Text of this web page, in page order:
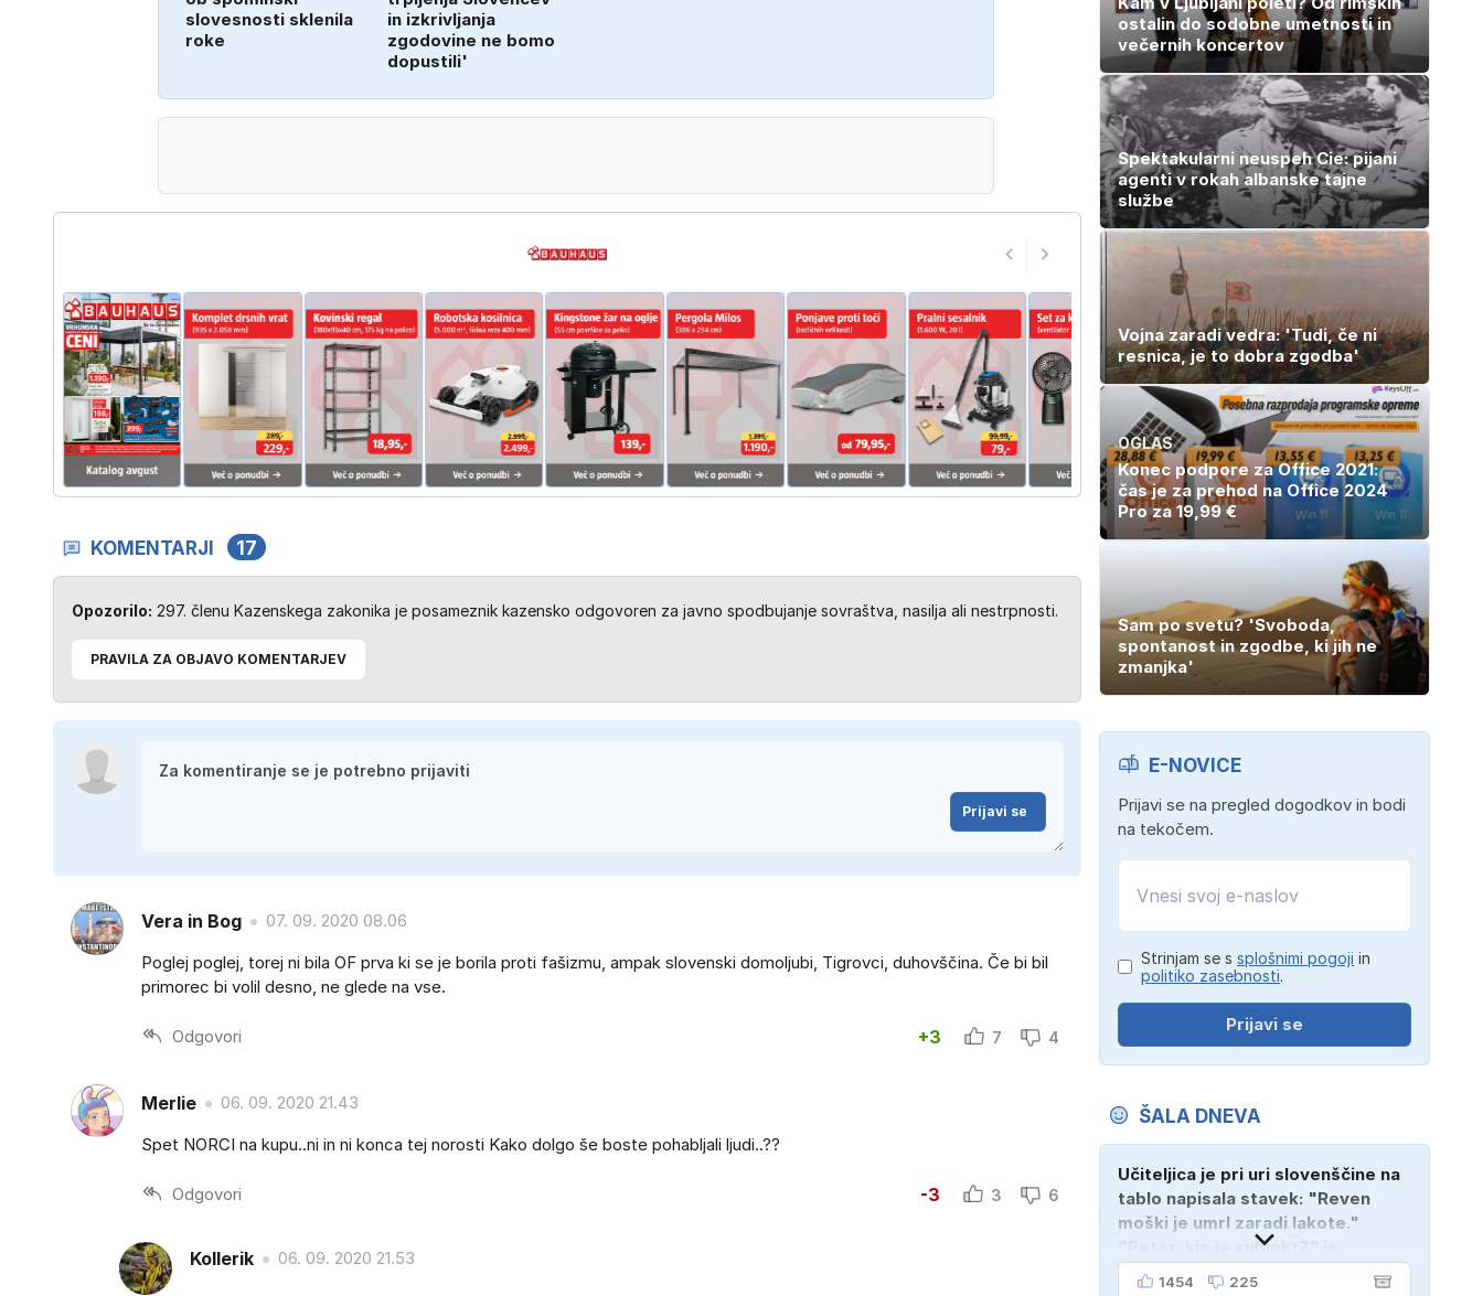
slovesnosti sklenila
roke
in izkrivljanja
zgodovine ne bomo
dopustili'
KOMENTARJI 17
Opozorilo: 297. členu Kazenskega zakonika je posameznik kazensko odgovoren za javno spodbujanje sovraštva, nasilja ali nestrpnosti.
PRAVILA ZA OBJAVO KOMENTARJEV
Prijavi se
Vera in Bog
07. 09. 2020 08.06
Poglej poglej, torej ni bila OF prva ki se je borila proti fašizmu, ampak slovenski domoljubi, Tigrovci, duhovščina. Če bi bil
primorec bi volil desno, ne glede na vse.
Odgovori +3 7 4
Merlie
06. 09. 2020 21.43
Spet NORCI na kupu..ni in ni konca tej norosti Kako dolgo še boste pohabljali ljudi..??
Odgovori -3 3 6
Kollerik 06. 09. 2020 21.53
ostalin do sodobne umetnosti in
večernih koncertov
Spektakularni neuspeh Cie: pijani
agenti v rokah albanske tajne
službe
Vojna zaradi vedra: 'Tudi, če ni
resnica, je to dobra zgodba'
OGLAS
Konec podpore za Office 2021:
čas je za prehod na Office 2024
Pro za 19,99 €
Sam po svetu? 'Svoboda,
spontanost in zgodbe, ki jih ne
zmanjka'
E-NOVICE
Prijavi se na pregled dogodkov in bodi
na tekočem.
Strinjam se s splošnimi pogoji in
politiko zasebnosti.
Prijavi se
ŠALA DNEVA
Učiteljica je pri uri slovenščine na
tablo napisala stavek: "Reven
moški je umrl zaradi lakote."
"Peter, kje je subjekt?" je
vprašala. "Verjetno na
1454 225